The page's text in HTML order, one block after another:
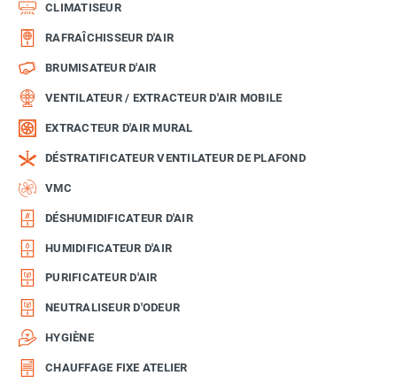
CLIMATISEUR
RAFRAÎCHISSEUR D'AIR
BRUMISATEUR D'AIR
VENTILATEUR / EXTRACTEUR D'AIR MOBILE
EXTRACTEUR D'AIR MURAL
DÉSTRATIFICATEUR VENTILATEUR DE PLAFOND
VMC
DÉSHUMIDIFICATEUR D'AIR
HUMIDIFICATEUR D'AIR
PURIFICATEUR D'AIR
NEUTRALISEUR D'ODEUR
HYGIÈNE
CHAUFFAGE FIXE ATELIER